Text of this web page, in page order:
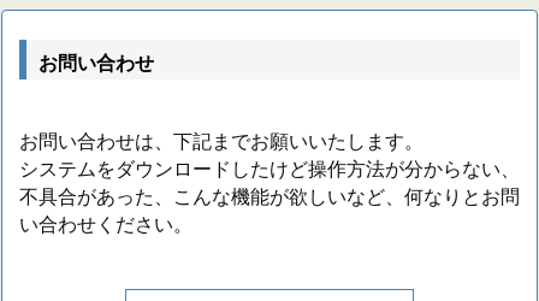
お問い合わせ
お問い合わせは、下記までお願いいたします。
システムをダウンロードしたけど操作方法が分からない、
不具合があった、こんな機能が欲しいなど、何なりとお問
い合わせください。